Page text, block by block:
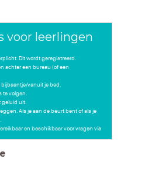
voor leerlingen
Dit wordt geregistreerd.
achter een bureau (of een
bijbaantje/vanuit je bed.
te volgen.
geluid uit.
Als je aan de beurt bent of als je
en beschikbaar voor vragen via